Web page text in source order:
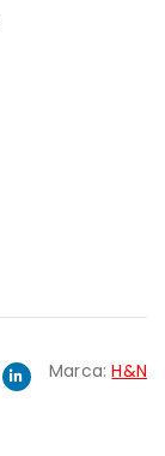
Marca:H&N